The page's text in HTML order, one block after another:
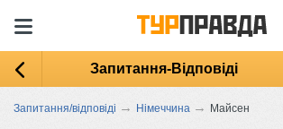
Запитання-Відповіді
Запитання/відповіді → Німеччина → Майсен